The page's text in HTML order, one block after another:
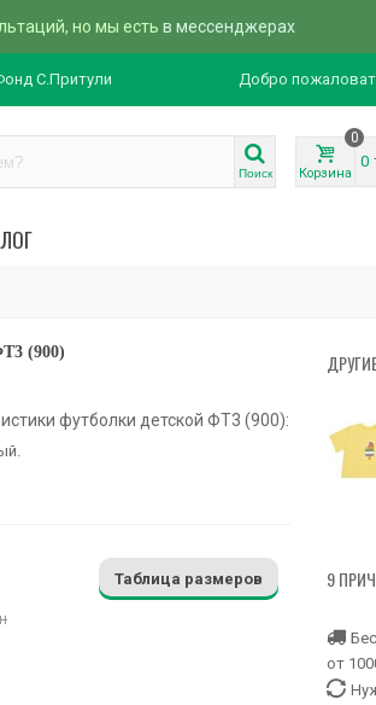
но мы есть в мессенджерах
С.Притули Добро
Поиск Корзина
0
0
(900)
футболки детской ФТ3 (900):
Таблица размеров 9
от